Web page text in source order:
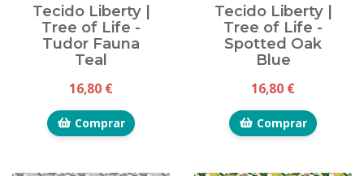
Tecido Liberty |
Tree of Life -
Tudor Fauna
Teal
16,80 €
Comprar
Tecido Liberty |
Tree of Life -
Spotted Oak
Blue
16,80 €
Comprar